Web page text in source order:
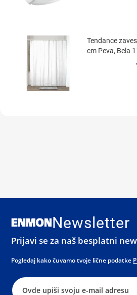
Tendance
cm Peva, Bela
Newsletter
Prijavi se za naš besplatni
Pogledaj kako čuvamo tvoje lične podatke